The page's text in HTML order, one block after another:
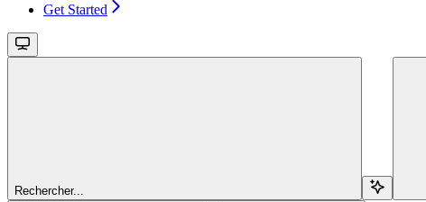
Get Started
Rechercher...